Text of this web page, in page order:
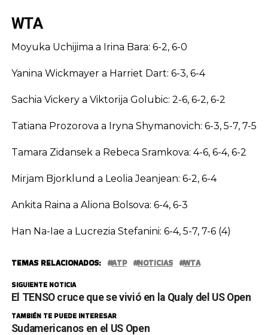
WTA
Moyuka Uchijima a Irina Bara: 6-2, 6-0
Yanina Wickmayer a Harriet Dart: 6-3, 6-4
Sachia Vickery a Viktorija Golubic: 2-6, 6-2, 6-2
Tatiana Prozorova a Iryna Shymanovich: 6-3, 5-7, 7-5
Tamara Zidansek a Rebeca Sramkova: 4-6, 6-4, 6-2
Mirjam Bjorklund a Leolia Jeanjean: 6-2, 6-4
Ankita Raina a Aliona Bolsova: 6-4, 6-3
Han Na-Iae a Lucrezia Stefanini: 6-4, 5-7, 7-6 (4)
TEMAS RELACIONADOS: ATP NOTICIAS WTA
SIGUIENTE NOTICIA
El TENSO cruce que se vivió en la Qualy del US Open
TAMBIÉN TE PUEDE INTERESAR
Sudamericanos en el US Open